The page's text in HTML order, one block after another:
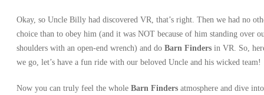
Okay, so Uncle Billy had discovered VR, that’s right. Then we had no
choice than to obey him (and it was NOT because of him standing over
shoulders with an open-end wrench) and do Barn Finders in VR. So,
we go, let’s have a fun ride with our beloved Uncle and his wicked team!
Now you can truly feel the whole Barn Finders atmosphere and dive